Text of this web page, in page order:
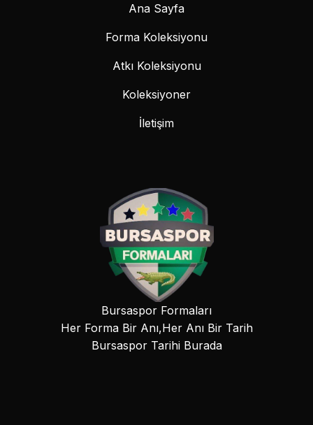
Ana Sayfa
Forma Koleksiyonu
Atkı Koleksiyonu
Koleksiyoner
İletişim
Bursaspor Formaları
Her Forma Bir Anı,Her Anı Bir Tarih
Bursaspor Tarihi Burada